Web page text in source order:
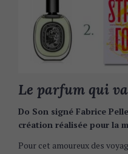
Le parfum qui
Do Son signé Fabrice
création réalisée pour la
Pour cet amoureux des